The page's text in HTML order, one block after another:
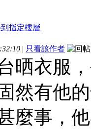
| 只看該作者
晒衣服
然有他
麼事，